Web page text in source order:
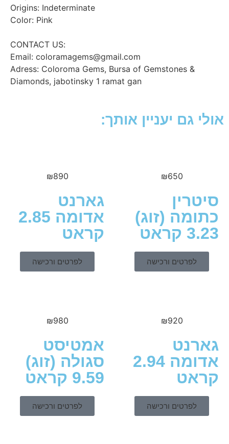
Origins: Indeterminate
Color: Pink
Email: coloramagems@gmail.com
Adress: Coloroma Gems, Bursa of Gemstones &
Diamonds, jabotinsky 1 ramat gan
גם יעניין אותך:
(זוג)
לפרטים ורכישה
גארנט
אדומה 2.85
קראט
לפרטים ורכישה
אדומה 2.94
לפרטים ורכישה
אמטיסט
סגולה (זוג)
לפרטים ורכישה